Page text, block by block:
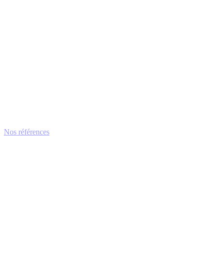
Nos références